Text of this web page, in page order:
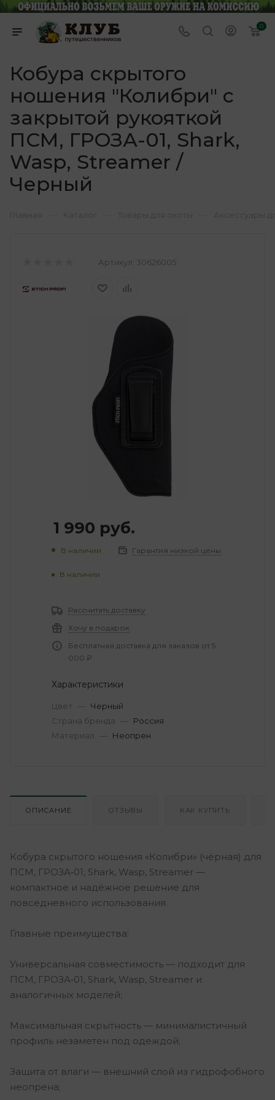
0
Кобура скрытого
ношения "Колибри" с
закрытой рукояткой
ПСМ, ГРОЗА-01, Shark,
Wasp, Streamer /
Черный
Артикул: 30626005
1 990 руб.
В наличии Гарантия низкой цены
В наличии
Рассчитать доставку
Хочу в подарок
Бесплатная доставка для заказов от 5
000 ₽
Характеристики
Цвет — Черный
Страна бренда — Россия
Материал — Неопрен
ОПИСАНИЕ ОТЗЫВЫ КАК КУПИТЬ
Кобура скрытого ношения «Колибри» (чёрная) для
ПСМ, ГРОЗА‑01, Shark, Wasp, Streamer —
компактное и надёжное решение для
повседневного использования.
Главные преимущества:
Универсальная совместимость — подходит для
ПСМ, ГРОЗА‑01, Shark, Wasp, Streamer и
аналогичных моделей;
Максимальная скрытность — минималистичный
профиль незаметен под одеждой;
Защита от влаги — внешний слой из гидрофобного
неопрена;